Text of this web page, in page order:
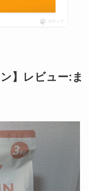
ポチップ
】レビュー:ま